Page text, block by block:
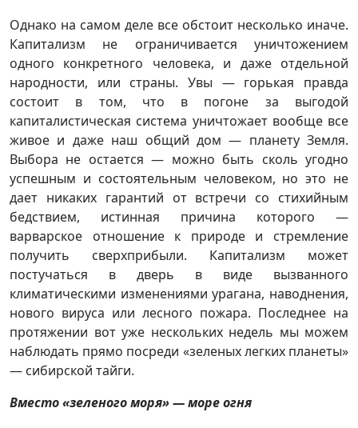
Однако на самом деле все обстоит несколько иначе.
Капитализм не ограничивается уничтожением
одного конкретного человека, и даже отдельной
народности, или страны. Увы — горькая правда
состоит в том, что в погоне за выгодой
капиталистическая система уничтожает вообще все
живое и даже наш общий дом — планету Земля.
Выбора не остается — можно быть сколь угодно
успешным и состоятельным человеком, но это не
дает никаких гарантий от встречи со стихийным
бедствием, истинная причина которого —
варварское отношение к природе и стремление
получить сверхприбыли. Капитализм может
постучаться в дверь в виде вызванного
климатическими изменениями урагана, наводнения,
нового вируса или лесного пожара. Последнее на
протяжении вот уже нескольких недель мы можем
наблюдать прямо посреди «зеленых легких планеты»
— сибирской тайги.
Вместо «зеленого моря» — море огня